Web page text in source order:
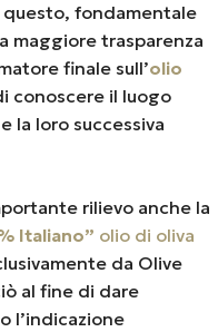
fondamentale
maggiore trasparenza
finale sull’olio
conoscere il luogo
la loro successiva
rilievo anche la
Italiano” olio di oliva
da Olive
al fine di dare
l’indicazione